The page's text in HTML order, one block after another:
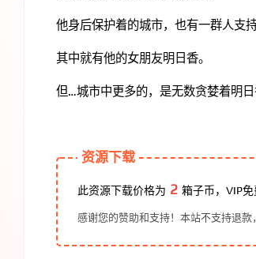
他身后保护着的城市，也有一群人支
其中就有他的女朋友明日香。
但…城市中更多的，是无数贪婪着明日
资源下载
此资源下载价格为 2 箱子币，VIP
感谢您的赞助和支持！本站不支持退款